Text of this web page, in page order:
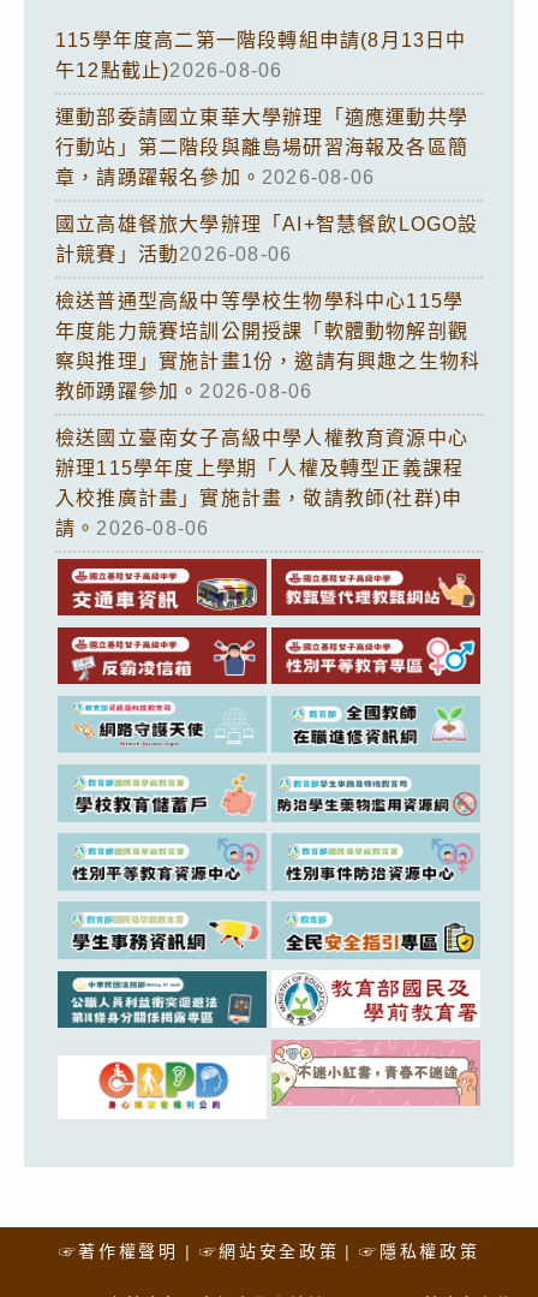
115學年度高二第一階段轉組申請(8月13日中
午12點截止)2026-08-06
運動部委請國立東華大學辦理「適應運動共學
行動站」第二階段與離島場研習海報及各區簡
章，請踴躍報名參加。 2026-08-06
國立高雄餐旅大學辦理「AI+智慧餐飲LOGO設
計競賽」活動2026-08-06
檢送普通型高級中等學校生物學科中心115學
年度能力競賽培訓公開授課「軟體動物解剖觀
察與推理」實施計畫1份，邀請有興趣之生物科
教師踴躍參加。 2026-08-06
檢送國立臺南女子高級中學人權教育資源中心
辦理115學年度上學期「人權及轉型正義課程
入校推廣計畫」實施計畫，敬請教師(社群)申
請。 2026-08-06
☞著作權聲明 ☞網站安全政策 ☞隱私權政策